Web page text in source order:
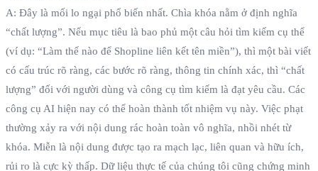
A: Đây là mối lo ngại phổ biến nhất. Chìa khóa nằm ở định nghĩa
“chất lượng”. Nếu mục tiêu là bao phủ một câu hỏi tìm kiếm cụ thể
(ví dụ: “Làm thế nào để Shopline liên kết tên miền”), thì một bài viết
có cấu trúc rõ ràng, các bước rõ ràng, thông tin chính xác, thì “chất
lượng” đối với người dùng và công cụ tìm kiếm là đạt yêu cầu. Các
công cụ AI hiện nay có thể hoàn thành tốt nhiệm vụ này. Việc phạt
thường xảy ra với nội dung rác hoàn toàn vô nghĩa, nhồi nhét từ
khóa. Miễn là nội dung được tạo ra mạch lạc, liên quan và hữu ích,
rủi ro là cực kỳ thấp. Dữ liệu thực tế của chúng tôi cũng chứng minh